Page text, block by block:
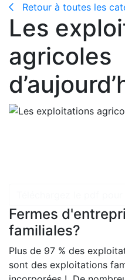
Retour à toutes les
Les
agricoles
Fermes
familiales?
Plus de 97 % des
sont des exploitations